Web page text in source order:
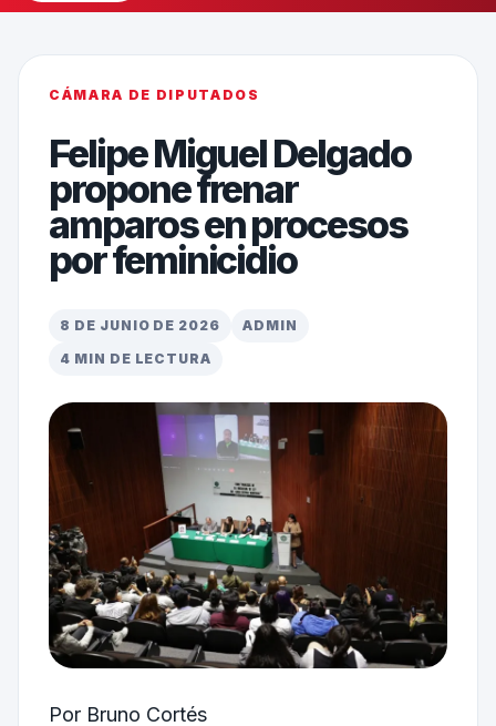
CÁMARA DE DIPUTADOS
Felipe Miguel Delgado
propone frenar
amparos en procesos
por feminicidio
8 DE JUNIO DE 2026
ADMIN
4 MIN DE LECTURA
Por Bruno Cortés